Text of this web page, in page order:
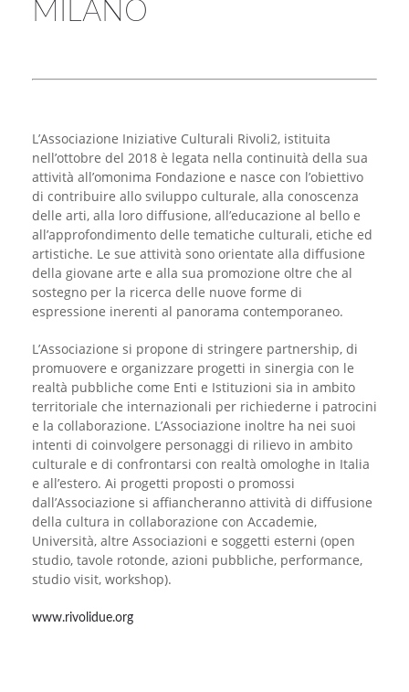
MILANO
L’Associazione Iniziative Culturali Rivoli2, istituita
nell’ottobre del 2018 è legata nella continuità della sua
attività all’omonima Fondazione e nasce con l’obiettivo
di contribuire allo sviluppo culturale, alla conoscenza
delle arti, alla loro diffusione, all’educazione al bello e
all’approfondimento delle tematiche culturali, etiche ed
artistiche. Le sue attività sono orientate alla diffusione
della giovane arte e alla sua promozione oltre che al
sostegno per la ricerca delle nuove forme di
espressione inerenti al panorama contemporaneo.
L’Associazione si propone di stringere partnership, di
promuovere e organizzare progetti in sinergia con le
realtà pubbliche come Enti e Istituzioni sia in ambito
territoriale che internazionali per richiederne i patrocini
e la collaborazione. L’Associazione inoltre ha nei suoi
intenti di coinvolgere personaggi di rilievo in ambito
culturale e di confrontarsi con realtà omologhe in Italia
e all’estero. Ai progetti proposti o promossi
dall’Associazione si affiancheranno attività di diffusione
della cultura in collaborazione con Accademie,
Università, altre Associazioni e soggetti esterni (open
studio, tavole rotonde, azioni pubbliche, performance,
studio visit, workshop).
www.rivolidue.org